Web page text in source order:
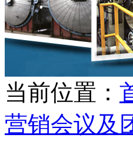
当前位置：
营销会议及